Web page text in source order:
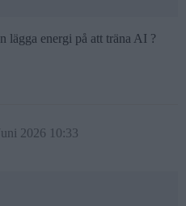
lägga energi på att träna AI ?
2026 10:33